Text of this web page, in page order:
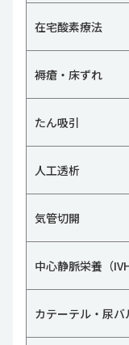
在宅酸素療法
褥瘡・床ずれ
たん吸引
人工透析
気管切開
中心静脈栄養（IVH
カテーテル・尿バ